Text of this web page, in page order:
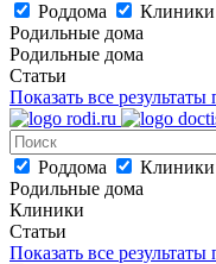
Роддома Клиники
Родильные дома
Родильные дома
Статьи
Показать все результаты
Роддома Клиники
Родильные дома
Клиники
Статьи
Показать все результаты